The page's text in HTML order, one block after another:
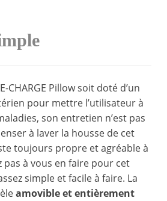
CHARGE Pillow soit doté d’un
pour mettre l’utilisateur à
son entretien n’est pas
à laver la housse de cet
toujours propre et agréable à
pas à vous en faire pour cet
simple et facile à faire. La
amovible et entièrement